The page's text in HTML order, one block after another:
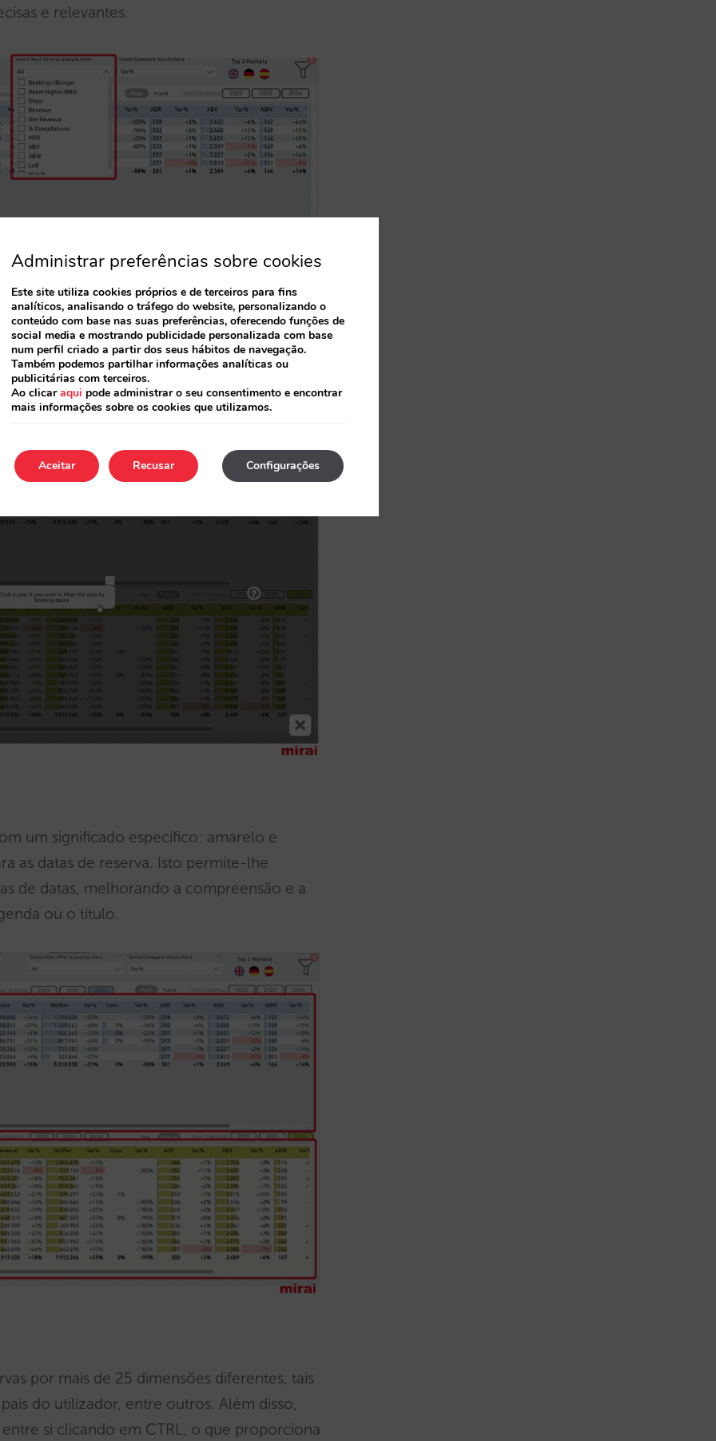
e relevantes.
para que possa conhecer todas as
Este guia vai ajudá-lo a familiarizar-se
e a tirar o máximo partido do nosso BI.
um significado específico: amarelo e
as datas de reserva. Isto permite-lhe
de datas, melhorando a compreensão e a
ou o título.
por mais de 25 dimensões diferentes, tais
do utilizador, entre outros. Além disso,
si clicando em CTRL, o que proporciona
Administrar preferências sobre cookies
Este site utiliza cookies próprios e de terceiros para fins
analíticos, analisando o tráfego do website, personalizando o
conteúdo com base nas suas preferências, oferecendo funções de
social media e mostrando publicidade personalizada com base
num perfil criado a partir dos seus hábitos de navegação.
Também podemos partilhar informações analíticas ou
publicitárias com terceiros.
Ao clicaraqui pode administrar o seu consentimento e encontrar
mais informações sobre os cookies que utilizamos.
Aceitar Configurações
Recusar